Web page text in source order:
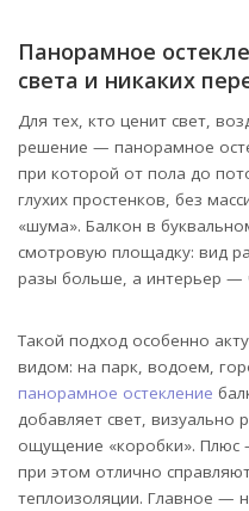
Панорамное
света и никаких
Для тех, кто ценит свет,
решение — панорамное
при которой от пола до
глухих простенков, без
«шума». Балкон в
смотровую площадку: вид
разы больше, а интерьер —
Такой подход особенно
видом: на парк, водоем,
панорамное остекление
добавляет свет,
ощущение «коробки». Плюс
при этом отлично
теплоизоляции. Главное —